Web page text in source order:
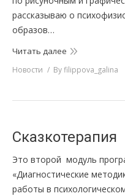
рассказываю о
образов…
Читать далее
Новости Byfilippova_galina
Сказкотерапия
Это второй модуль
«Диагностические
работы в